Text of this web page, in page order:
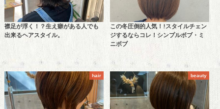
襟足が浮く！？生え癖がある人でも
出来るヘアスタイル。
この冬圧倒的人気！!スタイルチェン
ジするならコレ！シンプルボブ・ミ
ニボブ
hair beauty